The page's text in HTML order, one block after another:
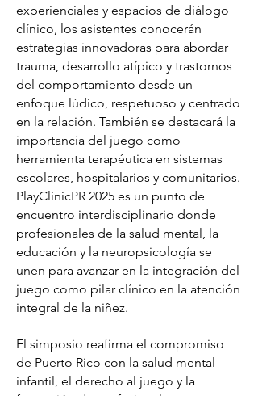
experienciales y espacios de diálogo
clínico, los asistentes conocerán
estrategias innovadoras para abordar
trauma, desarrollo atípico y trastornos
del comportamiento desde un
enfoque lúdico, respetuoso y centrado
en la relación. También se destacará la
importancia del juego como
herramienta terapéutica en sistemas
escolares, hospitalarios y comunitarios.
PlayClinicPR 2025 es un punto de
encuentro interdisciplinario donde
profesionales de la salud mental, la
educación y la neuropsicología se
unen para avanzar en la integración del
juego como pilar clínico en la atención
integral de la niñez.
El simposio reafirma el compromiso
de Puerto Rico con la salud mental
infantil, el derecho al juego y la